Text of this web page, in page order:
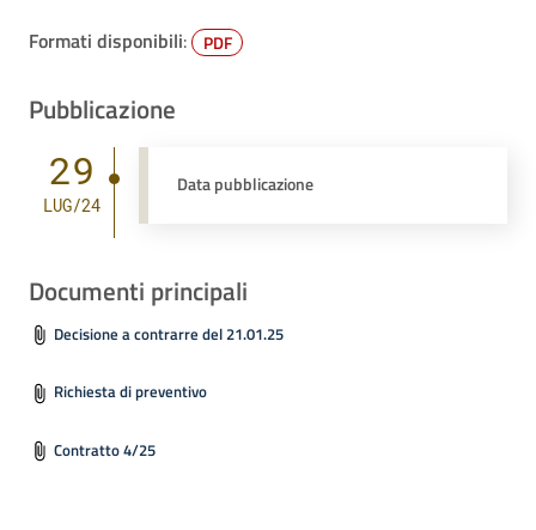
Formati disponibili: PDF
Pubblicazione
29
LUG/24
Data pubblicazione
Documenti principali
Decisione a contrarre del 21.01.25
Richiesta di preventivo
Contratto 4/25